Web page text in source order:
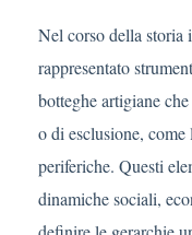
Nel corso della storia
rappresentato
botteghe artigiane
o di esclusione,
periferiche. Questi
dinamiche sociali,